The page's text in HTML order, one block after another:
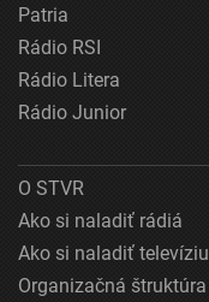
Patria
Rádio RSI
Rádio Litera
Rádio Junior
O STVR
Ako si naladiť rádiá
Ako si naladiť televíziu
Organizačná štruktúra